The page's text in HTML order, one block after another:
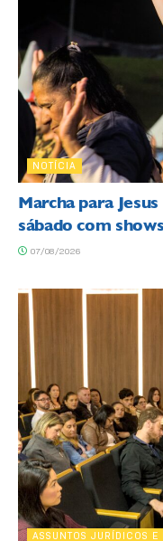
NOTÍCIA
Marcha para
sábado com
07/08/2026
ASSUNTOS JURÍDICOS E